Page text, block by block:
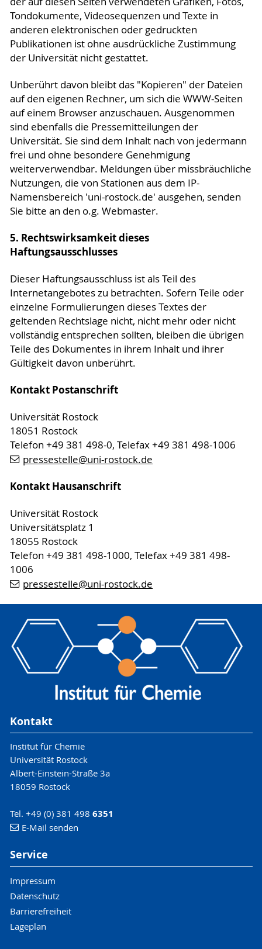
Tondokumente, Videosequenzen und Texte in
anderen elektronischen oder gedruckten
Publikationen ist ohne ausdrückliche Zustimmung
der Universität nicht gestattet.
Unberührt davon bleibt das "Kopieren" der Dateien
auf den eigenen Rechner, um sich die WWW-Seiten
auf einem Browser anzuschauen. Ausgenommen
sind ebenfalls die Pressemitteilungen der
Universität. Sie sind dem Inhalt nach von jedermann
frei und ohne besondere Genehmigung
weiterverwendbar. Meldungen über missbräuchliche
Nutzungen, die von Stationen aus dem IP-
Namensbereich 'uni-rostock.de' ausgehen, senden
Sie bitte an den o.g. Webmaster.
5. Rechtswirksamkeit dieses
Haftungsausschlusses
Dieser Haftungsausschluss ist als Teil des
Internetangebotes zu betrachten. Sofern Teile oder
einzelne Formulierungen dieses Textes der
geltenden Rechtslage nicht, nicht mehr oder nicht
vollständig entsprechen sollten, bleiben die übrigen
Teile des Dokumentes in ihrem Inhalt und ihrer
Gültigkeit davon unberührt.
Kontakt Postanschrift
Universität Rostock
18051 Rostock
Telefon +49 381 498-0, Telefax +49 381 498-1006
pressestelle@uni-rostock.de
Kontakt Hausanschrift
Universität Rostock
Universitätsplatz 1
18055 Rostock
Telefon +49 381 498-1000, Telefax +49 381 498-
1006
pressestelle@uni-rostock.de
Kontakt
Institut für Chemie
Universität Rostock
Albert-Einstein-Straße 3a
18059 Rostock
Tel. +49 (0) 381 498 6351
E-Mail senden
Service
Impressum
Datenschutz
Barrierefreiheit
Lageplan